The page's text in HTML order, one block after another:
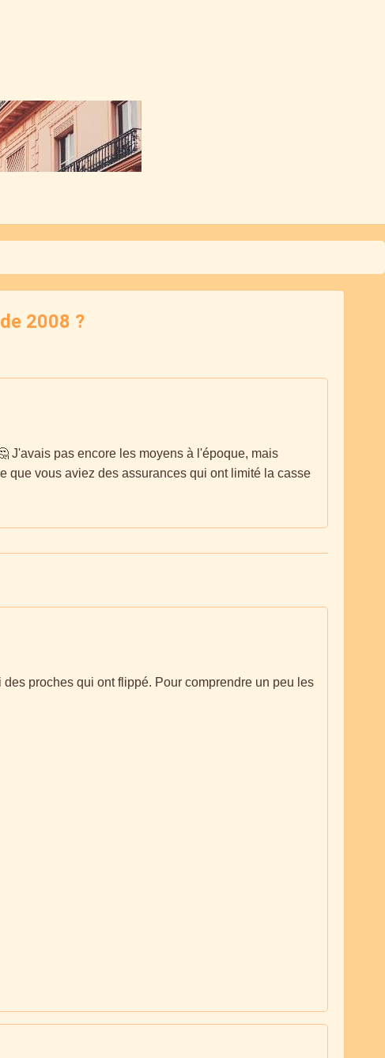
2008 ?
J'avais pas encore les moyens à l'époque, mais
que vous aviez des assurances qui ont limité la casse
proches qui ont flippé. Pour comprendre un peu les